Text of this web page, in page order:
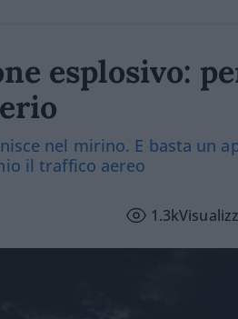
esplosivo:
nel mirino. E basta un
il traffico aereo
1.3k